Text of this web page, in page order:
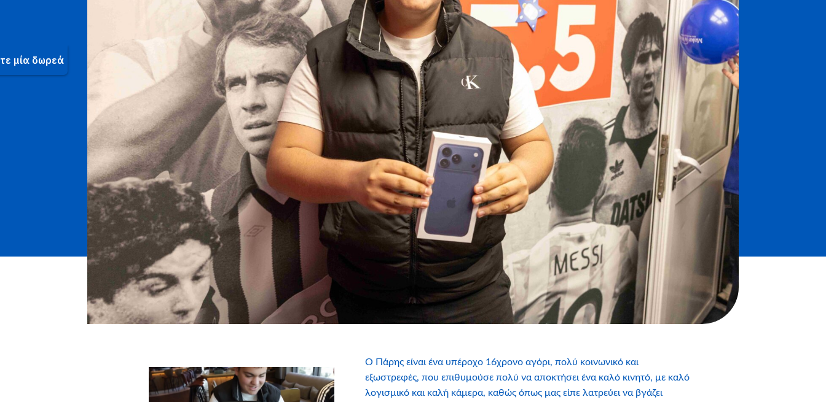
Ο Πάρης είναι ένα υπέροχο 16χρονο αγόρι, πολύ κοινωνικό και
εξωστρεφές, που επιθυμούσε πολύ να αποκτήσει ένα καλό κινητό, με καλό
λογισμικό και καλή κάμερα, καθώς όπως μας είπε λατρεύει να βγάζει